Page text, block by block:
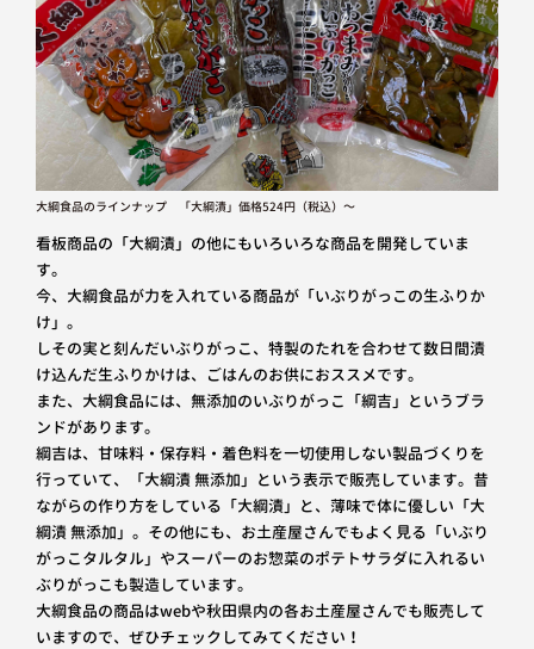
大綱食品のラインナップ 「大綱漬」価格524円（税込）～
看板商品の「大綱漬」の他にもいろいろな商品を開発していま
す。
今、大綱食品が力を入れている商品が「いぶりがっこの生ふりか
け」。
しその実と刻んだいぶりがっこ、特製のたれを合わせて数日間漬
け込んだ生ふりかけは、ごはんのお供におススメです。
また、大綱食品には、無添加のいぶりがっこ「綱吉」というブラ
ンドがあります。
綱吉は、甘味料・保存料・着色料を一切使用しない製品づくりを
行っていて、「大綱漬 無添加」という表示で販売しています。昔
ながらの作り方をしている「大綱漬」と、薄味で体に優しい「大
綱漬 無添加」。その他にも、お土産屋さんでもよく見る「いぶり
がっこタルタル」やスーパーのお惣菜のポテトサラダに入れるい
ぶりがっこも製造しています。
大綱食品の商品はwebや秋田県内の各お土産屋さんでも販売して
いますので、ぜひチェックしてみてください！